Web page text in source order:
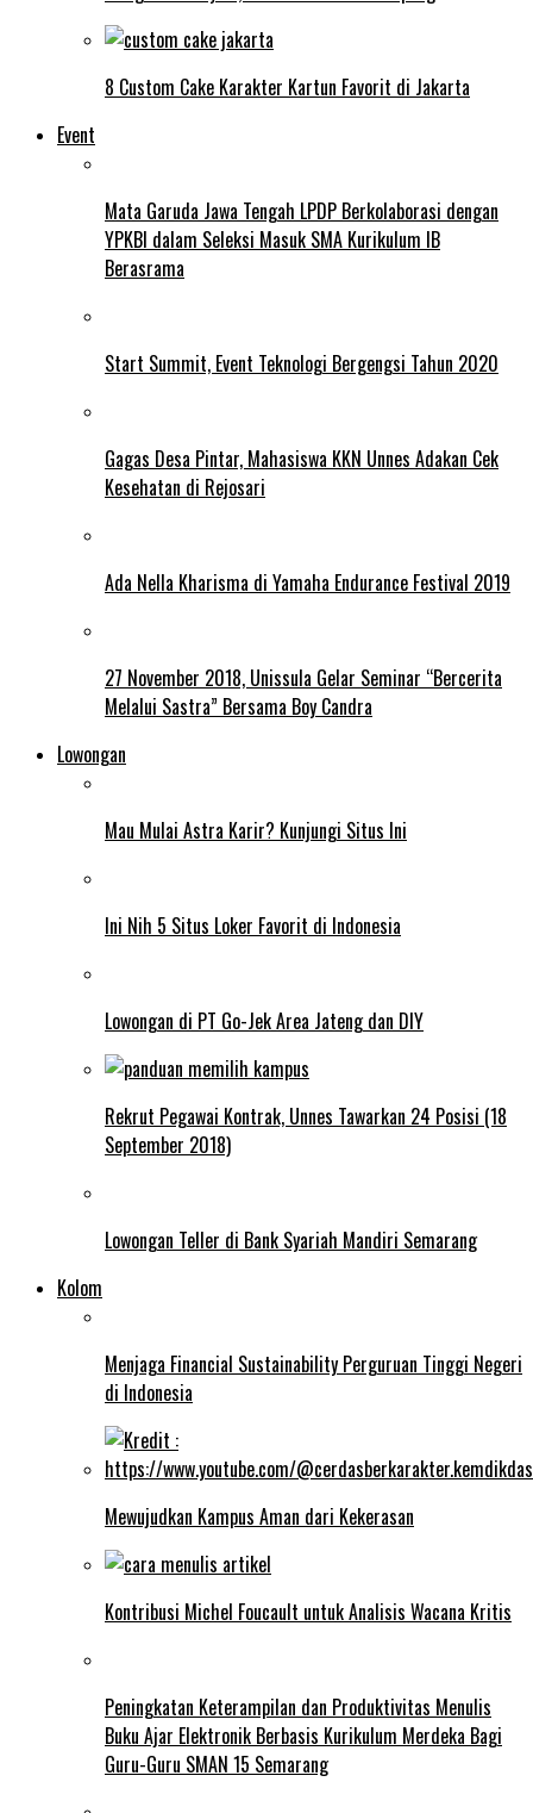
8 Custom Cake Karakter Kartun Favorit di Jakarta
Event
Mata Garuda Jawa Tengah LPDP Berkolaborasi dengan
YPKBI dalam Seleksi Masuk SMA Kurikulum IB
Berasrama
Start Summit, Event Teknologi Bergengsi Tahun 2020
Gagas Desa Pintar, Mahasiswa KKN Unnes Adakan Cek
Kesehatan di Rejosari
Ada Nella Kharisma di Yamaha Endurance Festival 2019
27 November 2018, Unissula Gelar Seminar “Bercerita
Melalui Sastra” Bersama Boy Candra
Lowongan
Mau Mulai Astra Karir? Kunjungi Situs Ini
Ini Nih 5 Situs Loker Favorit di Indonesia
Lowongan di PT Go-Jek Area Jateng dan DIY
Rekrut Pegawai Kontrak, Unnes Tawarkan 24 Posisi (18
September 2018)
Lowongan Teller di Bank Syariah Mandiri Semarang
Kolom
Menjaga Financial Sustainability Perguruan Tinggi Negeri
di Indonesia
Mewujudkan Kampus Aman dari Kekerasan
Kontribusi Michel Foucault untuk Analisis Wacana Kritis
Peningkatan Keterampilan dan Produktivitas Menulis
Buku Ajar Elektronik Berbasis Kurikulum Merdeka Bagi
Guru-Guru SMAN 15 Semarang